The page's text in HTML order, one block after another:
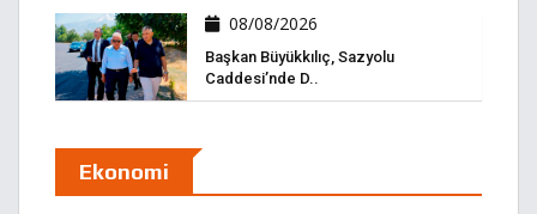
08/08/2026
Başkan Büyükkılıç, Sazyolu
Caddesi’nde D..
Ekonomi